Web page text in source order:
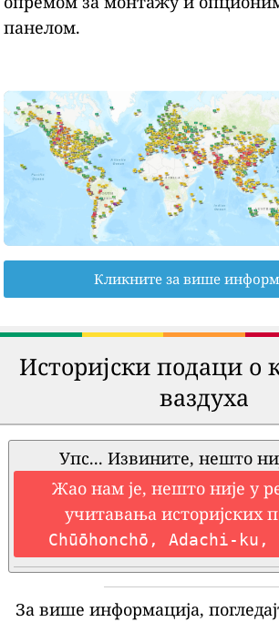
панелом.
Кликните за више
Историјски подаци о
ваздуха
Упс... Извините, нешто
Жао нам је, нешто није у
учитавања историјских
Chūōhonchō, Adachi-ku,
За више информација,